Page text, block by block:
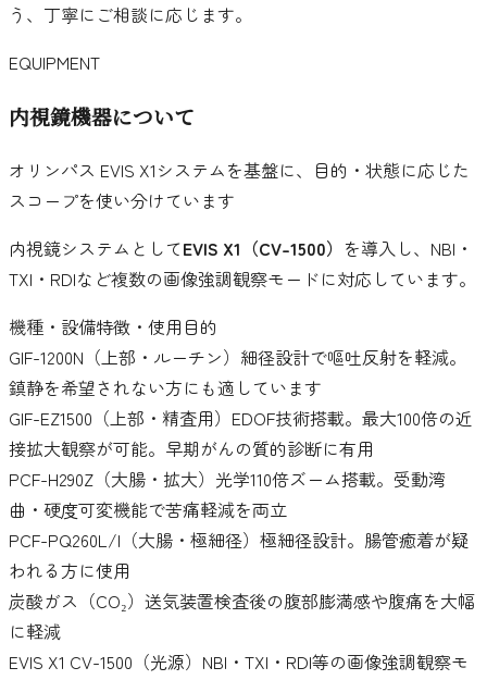
う、丁寧にご相談に応じます。
EQUIPMENT
内視鏡機器について
オリンパス EVIS X1システムを基盤に、目的・状態に応じた
スコープを使い分けています
内視鏡システムとしてEVIS X1（CV-1500） を導入し、NBI・
TXI・RDIなど複数の画像強調観察モードに対応しています。
機種・設備特徴・使用目的
GIF-1200N（上部・ルーチン） 細径設計で嘔吐反射を軽減。
鎮静を希望されない方にも適しています
GIF-EZ1500（上部・精査用） EDOF技術搭載。最大100倍の近
接拡大観察が可能。早期がんの質的診断に有用
PCF-H290Z（大腸・拡大） 光学110倍ズーム搭載。受動湾
曲・硬度可変機能で苦痛軽減を両立
PCF-PQ260L/I（大腸・極細径） 極細径設計。腸管癒着が疑
われる方に使用
炭酸ガス（CO₂）送気装置検査後の腹部膨満感や腹痛を大幅
に軽減
EVIS X1 CV-1500（光源） NBI・TXI・RDI等の画像強調観察モ